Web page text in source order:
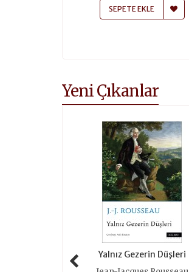
SEPETE EKLE
Yeni Çıkanlar
Yalnız Gezerin Düşleri